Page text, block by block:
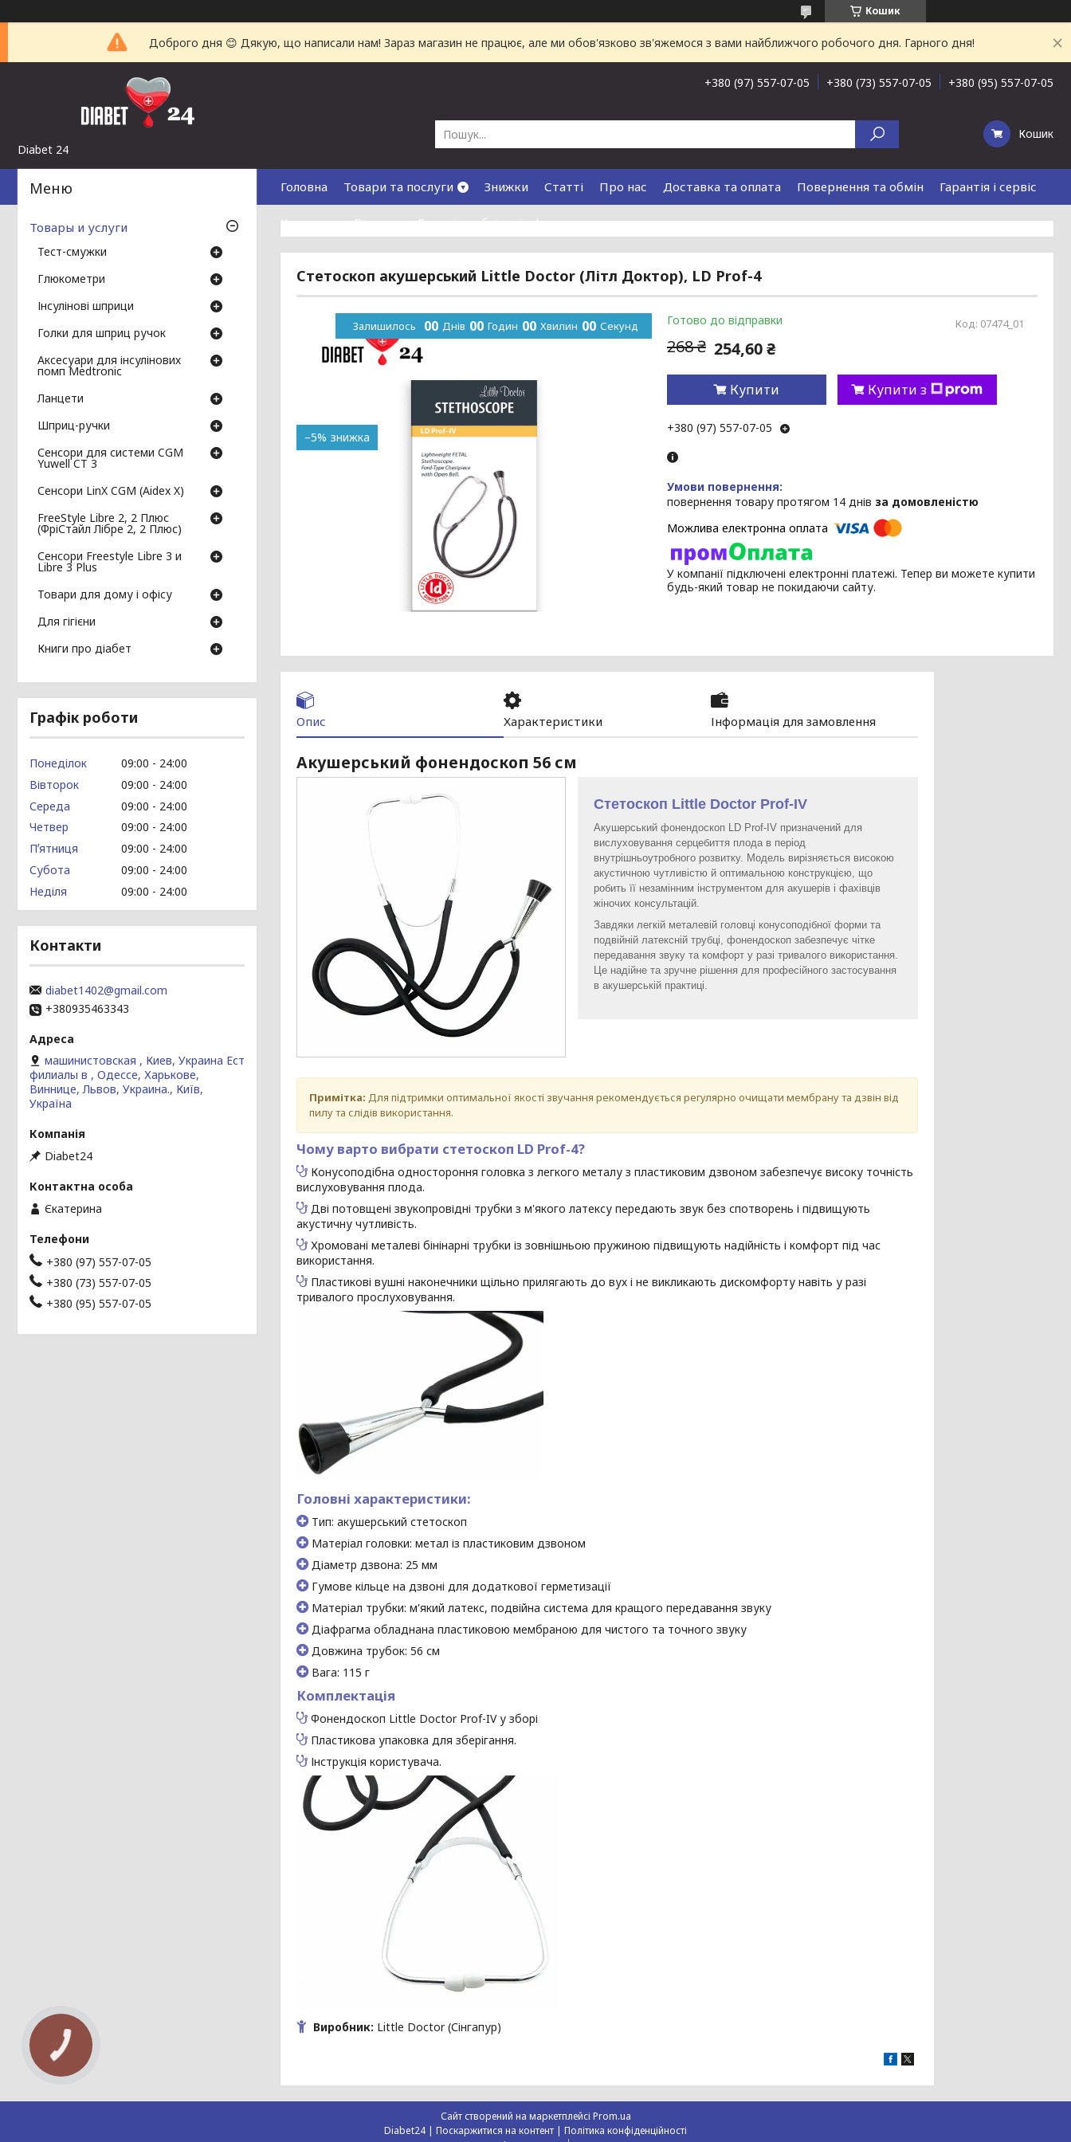
Кошик
Доброго дня 😊 Дякую, що написали нам! Зараз магазин не працює, але ми обов'язково зв'яжемося з вами найближчого робочого дня. Гарного дня!
Diabet 24
+380 (97) 557-07-05 +380 (73) 557-07-05 +380 (95) 557-07-05
Кошик
Головна Товари та послуги Знижки Статті Про нас Доставка та оплата Повернення та обмін Гарантія і сервіс
Контакти Відгуки Договір публічної оферти
Стетоскоп акушерський Little Doctor (Літл Доктор), LD Prof-4
–5%
Залишилось 00 Днів 00 Годин 00 Хвилин 00 Секунд Готово до відправки Код: 07474_01
268 ₴ 254,60 ₴
Купити Купити з
+380 (97) 557-07-05
повернення товару протягом 14 днів за домовленістю
У компанії підключені електронні платежі. Тепер ви можете купити
будь-який товар не покидаючи сайту.
Опис Характеристики Інформація для замовлення
Акушерський фонендоскоп 56 см
Стетоскоп Little Doctor Prof-IV
Акушерський фонендоскоп LD Prof-IV призначений для
вислуховування серцебиття плода в період
внутрішньоутробного розвитку. Модель вирізняється високою
акустичною чутливістю й оптимальною конструкцією, що
робить її незамінним інструментом для акушерів і фахівців
жіночих консультацій.
Завдяки легкій металевій головці конусоподібної форми та
подвійній латексній трубці, фонендоскоп забезпечує чітке
передавання звуку та комфорт у разі тривалого використання.
Це надійне та зручне рішення для професійного застосування
в акушерській практиці.
Примітка: Для підтримки оптимальної якості звучання рекомендується регулярно очищати мембрану та дзвін від
пилу та слідів використання.
Чому варто вибрати стетоскоп LD Prof-4?
Конусоподібна одностороння головка з легкого металу з пластиковим дзвоном забезпечує високу точність
вислуховування плода.
Дві потовщені звукопровідні трубки з м'якого латексу передають звук без спотворень і підвищують
акустичну чутливість.
Хромовані металеві бінінарні трубки із зовнішньою пружиною підвищують надійність і комфорт під час
використання.
Пластикові вушні наконечники щільно прилягають до вух і не викликають дискомфорту навіть у разі
тривалого прослуховування.
Головні характеристики:
Тип: акушерський стетоскоп
Матеріал головки: метал із пластиковим дзвоном
Діаметр дзвона: 25 мм
Гумове кільце на дзвоні для додаткової герметизації
Матеріал трубки: м'який латекс, подвійна система для кращого передавання звуку
Діафрагма обладнана пластиковою мембраною для чистого та точного звуку
Довжина трубок: 56 см
Вага: 115 г
Комплектація
Фонендоскоп Little Doctor Prof-IV у зборі
Пластикова упаковка для зберігання.
Інструкція користувача.
Виробник: Little Doctor (Сінгапур)
Товары и услуги
Тест-смужки
Глюкометри
Інсулінові шприци
Голки для шприц ручок
Аксесуари для інсулінових
помп Medtronic
Ланцети
Шприц-ручки
Сенсори для системи CGM
Yuwell CT 3
Сенсори LinX CGM (Aidex X)
FreeStyle Libre 2, 2 Плюс
(ФріСтайл Лібре 2, 2 Плюс)
Сенсори Freestyle Libre 3 и
Libre 3 Plus
Товари для дому і офісу
Для гігієни
Книги про діабет
Графік роботи
Понеділок 09:00
24:00
Вівторок
09:00
24:00
Середа
09:00
24:00
Четвер
09:00
24:00
Пʼятниця
09:00
24:00
Субота
09:00
24:00
Неділя
09:00 24:00
Контакти
diabet1402@gmail.com
+380935463343
машинистовская , Киев, Украина Ест
филиалы в , Одессе, Харькове,
Виннице, Львов, Украина., Київ,
Україна
Diabet24
Єкатерина
+380 (97) 557-07-05
+380 (73) 557-07-05
+380 (95) 557-07-05
Сайт створений на маркетплейсі Prom.ua
Diabet24 | Поскаржитися на контент | Політика конфіденційності